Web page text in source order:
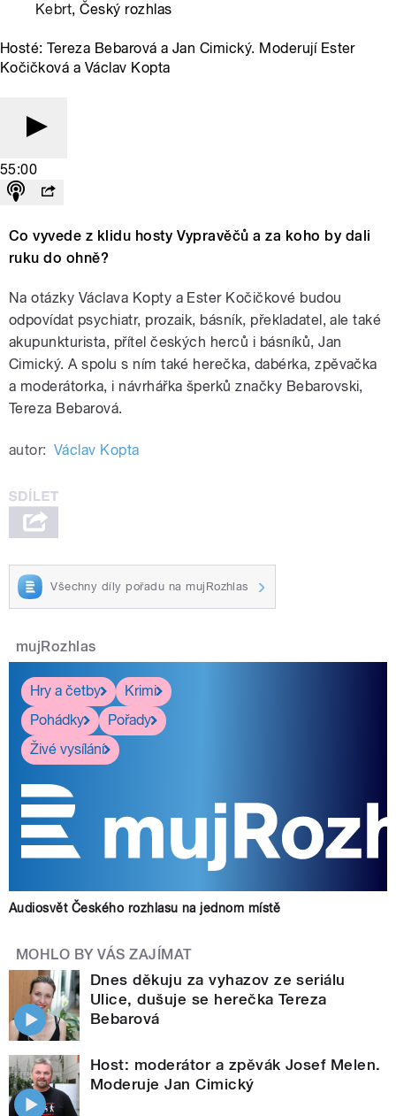
Kebrt, Český rozhlas
Hosté: Tereza Bebarová a Jan Cimický. Moderují Ester
Kočičková a Václav Kopta
55:00
Co vyvede z klidu hosty Vypravěčů a za koho by dali
ruku do ohně?
Na otázky Václava Kopty a Ester Kočičkové budou
odpovídat psychiatr, prozaik, básník, překladatel, ale také
akupunkturista, přítel českých herců i básníků, Jan
Cimický. A spolu s ním také herečka, dabérka, zpěvačka
a moderátorka, i návrhářka šperků značky Bebarovski,
Tereza Bebarová.
autor: Václav Kopta
Všechny díly pořadu na mujRozhlas
mujRozhlas
Hry a četby
Krimi
Pohádky
Pořady
Živé vysílání
Audiosvět Českého rozhlasu na jednom místě
MOHLO BY VÁS ZAJÍMAT
Dnes děkuju za vyhazov ze seriálu
Ulice, dušuje se herečka Tereza
Bebarová
Host: moderátor a zpěvák Josef Melen.
Moderuje Jan Cimický